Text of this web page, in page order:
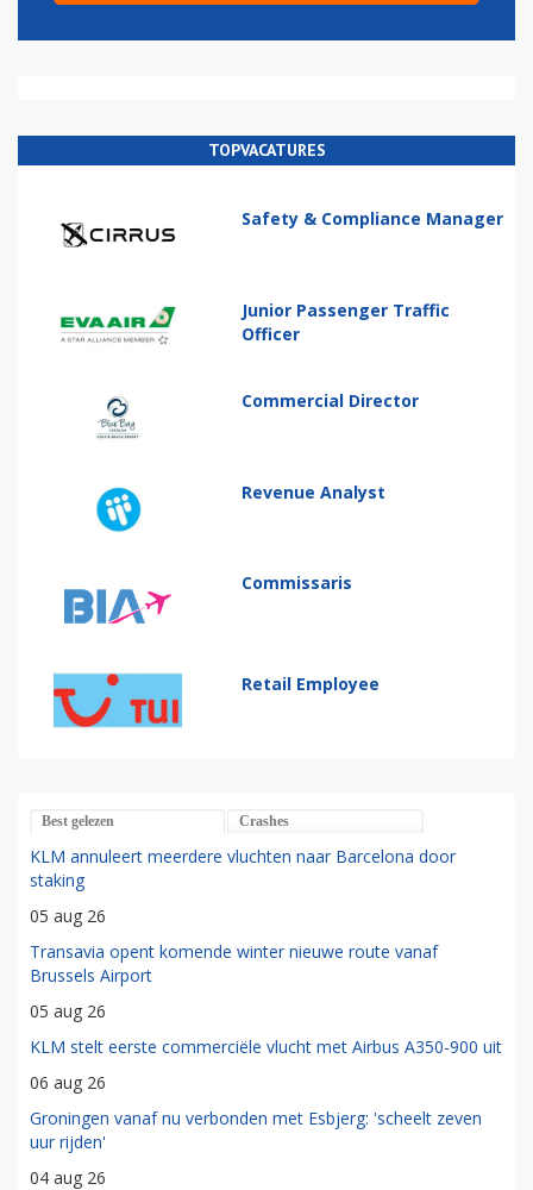
TOPVACATURES
Safety & Compliance Manager
Junior Passenger Traffic
Officer
Commercial Director
Revenue Analyst
Commissaris
Retail Employee
Best gelezen Crashes
KLM annuleert meerdere vluchten naar Barcelona door
staking
05 aug 26
Transavia opent komende winter nieuwe route vanaf
Brussels Airport
05 aug 26
KLM stelt eerste commerciële vlucht met Airbus A350-900 uit
06 aug 26
Groningen vanaf nu verbonden met Esbjerg: 'scheelt zeven
uur rijden'
04 aug 26